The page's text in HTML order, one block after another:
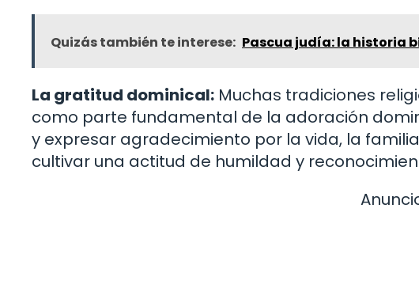
Quizás también te interese: Pascua judía: la historia
La gratitud dominical: Muchas tradiciones
como parte fundamental de la adoración
y expresar agradecimiento por la vida, la
cultivar una actitud de humildad y